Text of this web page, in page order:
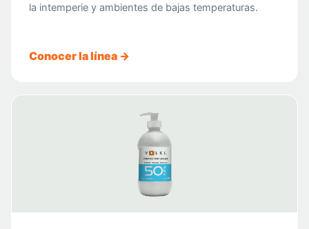
la intemperie y ambientes de bajas temperaturas.
Conocer la línea →